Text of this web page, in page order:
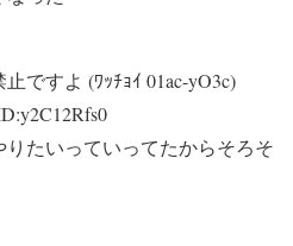
ですよ (ﾜｯﾁｮｲ 01ac-yO3c)
たいっていってたからそろそ